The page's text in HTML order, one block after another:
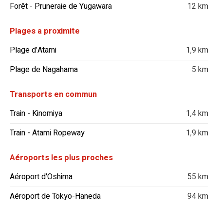
Forêt - Pruneraie de Yugawara
12 km
Plages a proximite
Plage d’Atami
1,9 km
Plage de Nagahama
5 km
Transports en commun
Train - Kinomiya
1,4 km
Train - Atami Ropeway
1,9 km
Aéroports les plus proches
Aéroport d'Oshima
55 km
Aéroport de Tokyo-Haneda
94 km